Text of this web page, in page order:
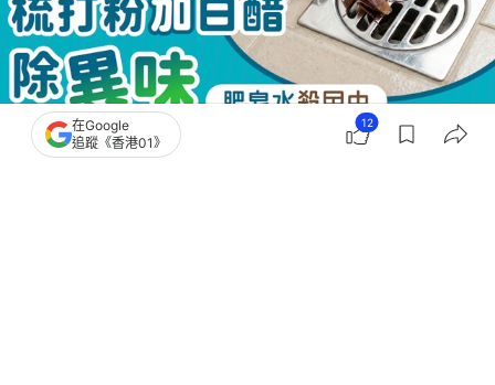
撰文：風傳媒
在Google
追蹤《香港01》
12